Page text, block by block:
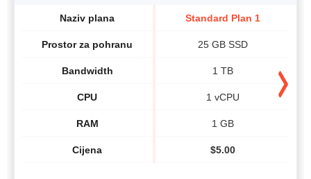
Naziv plana
Prostor za pohranu
Bandwidth
CPU
RAM
Cijena
Standard Plan 1
25 GB SSD
1 TB
1 vCPU
1 GB
$5.00